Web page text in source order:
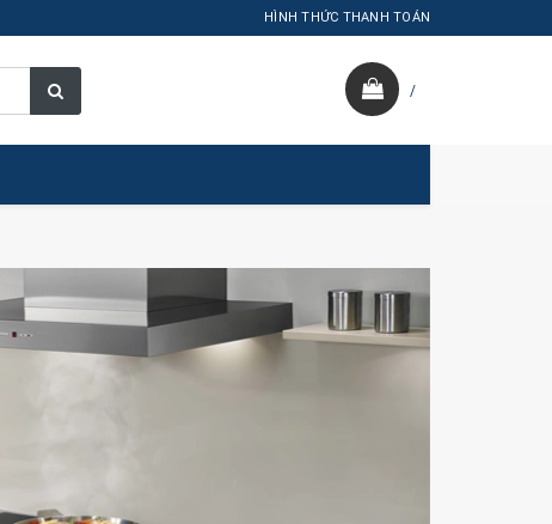
HÌNH THỨC THANH TOÁN
/